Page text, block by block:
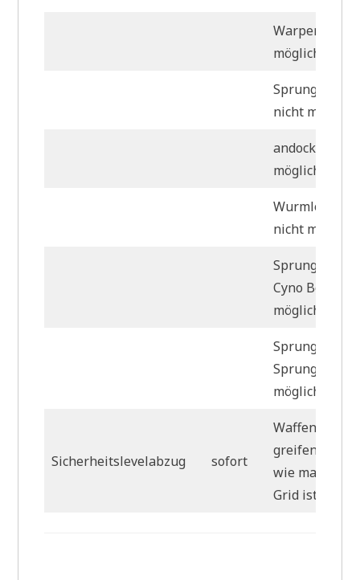
Warpen nicht
möglich
nicht möglich
andocken
möglich
nicht möglich
Sprung auf
Cyno Beacon
möglich
Sprung durch
Sprungportal
möglich
Sicherheitslevelabzug sofort
Waffentürme
greifen
wie man auf
Grid ist